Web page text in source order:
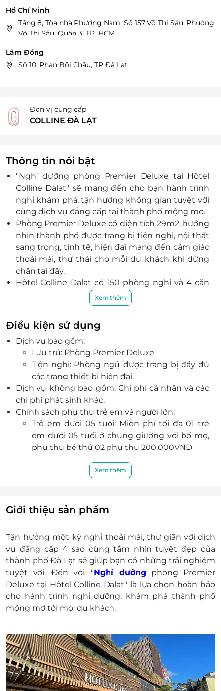
Hồ Chí Minh
Tầng 8, Tòa nhà Phương Nam, Số 157 Võ Thị Sáu, Phường
Võ Thị Sáu, Quận 3, TP. HCM
Lâm Đồng
Số 10, Phan Bội Châu, TP Đà Lạt
Đơn vị cung cấp
COLLINE ĐÀ LẠT
Thông tin nổi bật
"Nghỉ dưỡng phòng Premier Deluxe tại Hôtel
Colline Dalat" sẽ mang đến cho bạn hành trình
nghỉ khám phá, tận hưởng không gian tuyệt vời
cùng dịch vụ đẳng cấp tại thành phố mộng mơ.
Phòng Premier Deluxe có diện tích 29m2, hướng
nhìn thành phố được trang bị tiện nghi, nội thất
sang trọng, tinh tế, hiện đại mang đến cảm giác
thoải mái, thư thái cho mỗi du khách khi dừng
chân tại đây.
Hôtel Colline Dalat có 150 phòng nghỉ và 4 căn
hộ được trang bị các thiết bị hiện đại và sang
trọng cùng dịch vụ chuyên nghiệp sẽ mang đến
những phút giây thư thái, thoải mái cho mỗi du
khách.
Hôtel Colline Dalat với chất lượng dịch vụ 4 sao
đẳng cấp mang đến đa dạng các dịch vụ
như: Trung tâm hội nghị & tiệc cưới với sức chứa
đến 1000 khách, nhà hàng Á - Âu, dịch vụ Gym &
Spa, quầy Bar & Coffee chắc chắn sẽ mang đến
sự hài lòng cho mọi nhu cầu của khách hàng.
Với không gian sang trọng, hiện đại, đẳng cấp 4
sao cùng đội ngũ nhân viên chuyên nghiệp, chu
đáo, nhiệt tình, Hôtel Colline Dalat sẽ mang đến
sự hài lòng nhất tới mọi khách hàng.
Xem thêm
Điều kiện sử dụng
Dịch vụ bao gồm:
Lưu trú: Phòng Premier Deluxe
Tiện nghi: Phòng ngủ được trang bị đầy đủ
các trang thiết bị hiện đại.
Dịch vụ không bao gồm: Chi phí cá nhân và các
chi phí phát sinh khác.
Chính sách phụ thu trẻ em và người lớn:
Trẻ em dưới 05 tuổi: Miễn phí tối đa 01 trẻ
em dưới 05 tuổi ở chung giường với bố mẹ,
phụ thu bé thứ 02 phụ thu 200.000VND
05 - dưới 11 tuổi ở chung giường với bố mẹ
người lớn và yêu cầu kê giường phụ, phí
giường phụ 600.000VND/đêm
7: Phòng Premier Deluxe: Phụ thu 450.000 VNĐ/
Đêm/Phòng
Lưu ý chung:
Phòng Superior không có cửa sổ hoặc view
Phòng twin được bố trí ở 02 loại phòng:
Deluxe & Premier Deluxe.
Giường phụ chỉ được sắp xếp trong phòng
Colline Junior Suite, Colline Suite.
Tất cả phòng ngủ ở Colline đều là phòng
không hút thuốc, phí phụ thu nếu vi phạm
hút thuốc trong phòng là 3.000.000 VND/
lần.
Xem thêm
Giới thiệu sản phẩm
Tận hưởng một kỳ nghỉ thoải mái, thư giãn với dịch
vụ đẳng cấp 4 sao cùng tầm nhìn tuyệt đẹp của
thành phố Đà Lạt sẽ giúp bạn có những trải nghiệm
tuyệt vời. Đến với "Nghỉ dưỡng phòng Premier
Deluxe tại Hôtel Colline Dalat" là lựa chọn hoàn hảo
cho hành trình nghỉ dưỡng, khám phá thành phố
mộng mơ tới mọi du khách.